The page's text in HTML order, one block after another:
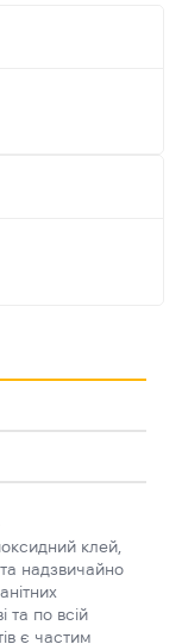
клей,
надзвичайно
та по всій
є частим